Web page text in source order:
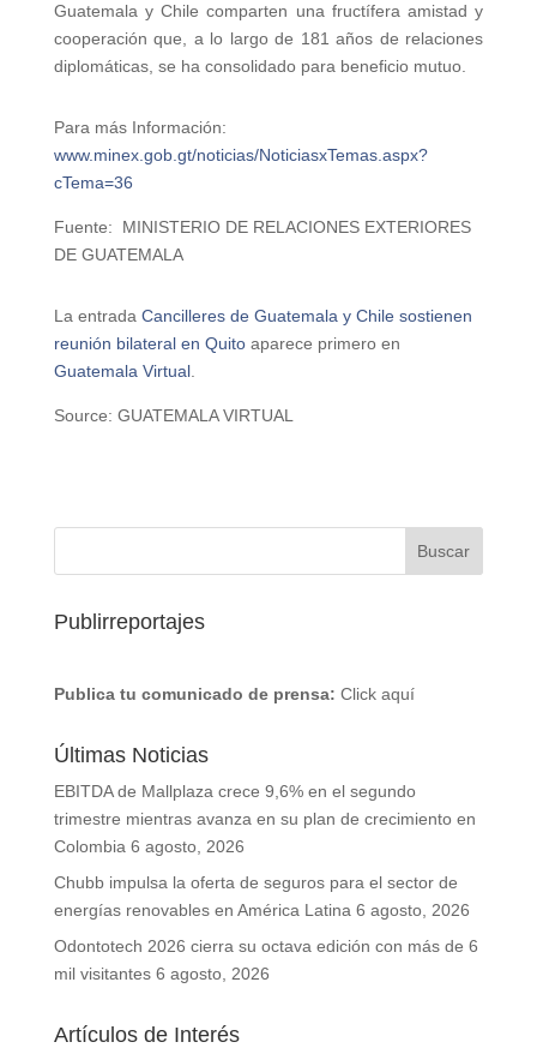
Guatemala y Chile comparten una fructífera amistad y
cooperación que, a lo largo de 181 años de relaciones
diplomáticas, se ha consolidado para beneficio mutuo.
Para más Información:
www.minex.gob.gt/noticias/NoticiasxTemas.aspx?
cTema=36
Fuente: MINISTERIO DE RELACIONES EXTERIORES
DE GUATEMALA
La entrada Cancilleres de Guatemala y Chile sostienen
reunión bilateral en Quitoaparece primero en
Guatemala Virtual.
Source: GUATEMALA VIRTUAL
Publirreportajes
Publica tu comunicado de prensa: Click aquí
Últimas Noticias
EBITDA de Mallplaza crece 9,6% en el segundo
trimestre mientras avanza en su plan de crecimiento en
Colombia 6 agosto, 2026
Chubb impulsa la oferta de seguros para el sector de
energías renovables en América Latina 6 agosto, 2026
Odontotech 2026 cierra su octava edición con más de 6
mil visitantes 6 agosto, 2026
Artículos de Interés